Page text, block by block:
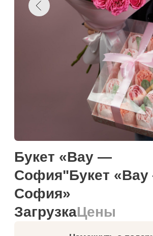
София"Букет «Вау —
Намекнуть о подарке
Добавить к корзину
Загружаем текст